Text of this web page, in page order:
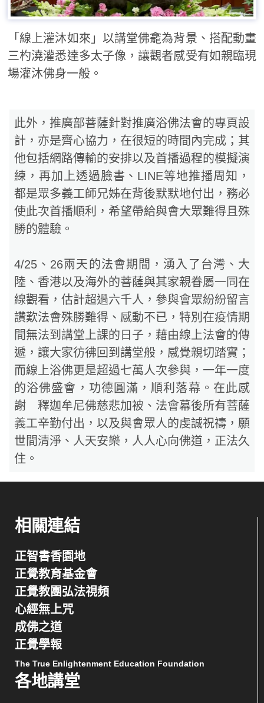
「線上灌沐如來」以講堂佛龕為背景、搭配動畫
三杓澆灌悉達多太子像，讓觀者感受有如親臨現
場灌沐佛身一般。
此外，推廣部菩薩針對推廣浴佛法會的專頁設
計，亦是齊心協力，在很短的時間內完成；其
他包括網路傳輸的安排以及首播過程的模擬演
練，再加上透過臉書、LINE等地推播周知，
都是眾多義工師兄姊在背後默默地付出，務必
使此次首播順利，希望帶給與會大眾難得且殊
勝的體驗。
4/25、26兩天的法會期間，湧入了台灣、大
陸、香港以及海外的菩薩與其家親眷屬一同在
線觀看，估計超過六千人，參與會眾紛紛留言
讚歎法會殊勝難得、感動不已，特別在疫情期
間無法到講堂上課的日子，藉由線上法會的傳
遞，讓大家彷彿回到講堂般，感覺親切踏實；
而線上浴佛更是超過七萬人次參與，一年一度
的浴佛盛會，功德圓滿，順利落幕。在此感
謝 釋迦牟尼佛慈悲加被、法會幕後所有菩薩
義工辛勤付出，以及與會眾人的虔誠祝禱，願
世間清淨、人天安樂，人人心向佛道，正法久
住。
相關連結
正智書香園地
正覺教育基金會
正覺教團弘法視頻
心經無上咒
成佛之道
正覺學報
The True Enlightenment Education Foundation
各地講堂